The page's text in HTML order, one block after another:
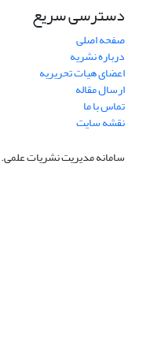
دسترسی سریع
صفحه اصلی
درباره نشریه
اعضای هیات تحریریه
ارسال مقاله
تماس با ما
نقشه سایت
سامانه مدیریت نشریات علمی.